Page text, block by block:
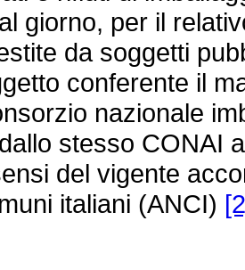
giorno, per il
da soggetti
conferente il
nazionale
stesso CONAI
del vigente
italiani (ANCI)